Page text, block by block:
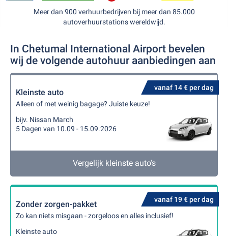
Meer dan 900 verhuurbedrijven bij meer dan 85.000
autoverhuurstations wereldwijd.
In Chetumal International Airport bevelen
wij de volgende autohuur aanbiedingen aan
vanaf 14 € per dag
Kleinste auto
Alleen of met weinig bagage? Juiste keuze!
bijv. Nissan March
5 Dagen van 10.09 - 15.09.2026
Vergelijk kleinste auto's
vanaf 19 € per dag
Zonder zorgen-pakket
Zo kan niets misgaan - zorgeloos en alles inclusief!
Kleinste auto